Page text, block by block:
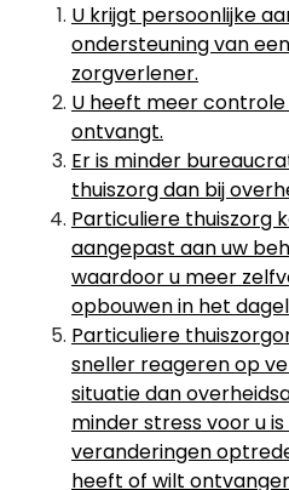
U krijgt persoonlijke
ondersteuning van
zorgverlener.
U heeft meer
ontvangt.
Er is minder
thuiszorg dan bij
Particuliere thuiszorg
aangepast aan uw
waardoor u meer
opbouwen in het
Particuliere
sneller reageren op
situatie dan
minder stress voor u
veranderingen
heeft of wilt